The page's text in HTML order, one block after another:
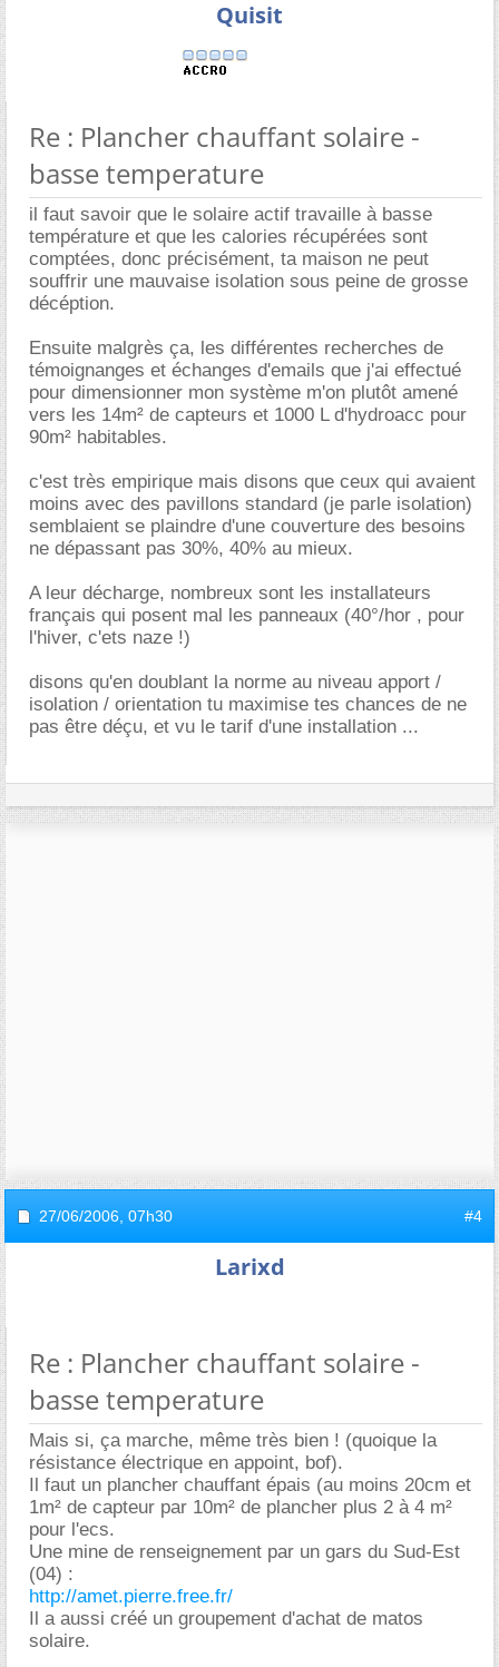
Quisit
Re : Plancher chauffant solaire -
basse temperature
il faut savoir que le solaire actif travaille à basse
température et que les calories récupérées sont
comptées, donc précisément, ta maison ne peut
souffrir une mauvaise isolation sous peine de grosse
décéption.
Ensuite malgrès ça, les différentes recherches de
témoignanges et échanges d'emails que j'ai effectué
pour dimensionner mon système m'on plutôt amené
vers les 14m² de capteurs et 1000 L d'hydroacc pour
90m² habitables.
c'est très empirique mais disons que ceux qui avaient
moins avec des pavillons standard (je parle isolation)
semblaient se plaindre d'une couverture des besoins
ne dépassant pas 30%, 40% au mieux.
A leur décharge, nombreux sont les installateurs
français qui posent mal les panneaux (40°/hor , pour
l'hiver, c'ets naze !)
disons qu'en doublant la norme au niveau apport /
isolation / orientation tu maximise tes chances de ne
pas être déçu, et vu le tarif d'une installation ...
27/06/2006, 07h30 #4
Larixd
Re : Plancher chauffant solaire -
basse temperature
Mais si, ça marche, même très bien ! (quoique la
résistance électrique en appoint, bof).
Il faut un plancher chauffant épais (au moins 20cm et
1m² de capteur par 10m² de plancher plus 2 à 4 m²
pour l'ecs.
Une mine de renseignement par un gars du Sud-Est
(04) :
http://amet.pierre.free.fr/
Il a aussi créé un groupement d'achat de matos
solaire.